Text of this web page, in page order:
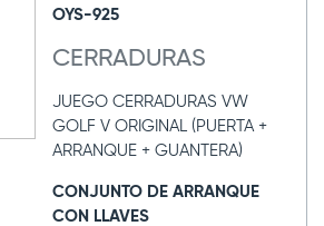
OYS-925
CERRADURAS
JUEGO CERRADURAS VW
GOLF V ORIGINAL (PUERTA +
ARRANQUE + GUANTERA)
CONJUNTO DE ARRANQUE
CON LLAVES